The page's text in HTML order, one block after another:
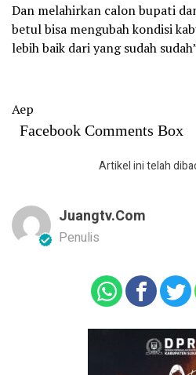
Dan melahirkan calon bupati
betul bisa mengubah kondisi
lebih baik dari yang sudah
Aep
Facebook Comments Box
Artikel ini telah
Juangtv.com
Penulis